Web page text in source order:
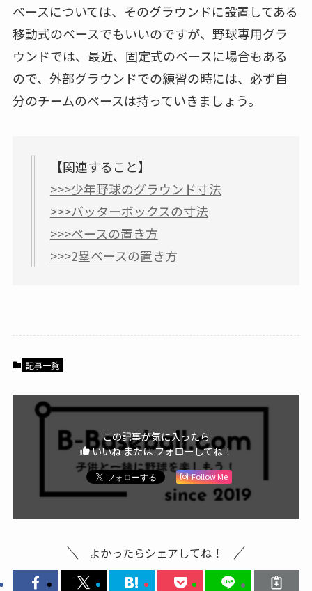
ベースについては、そのグラウンドに設置してある
移動式のベースでもいいのですが、野球専用グラ
ウンドでは、最近、固定式のベースに場合もある
ので、外部グラウンドでの練習の時には、必ず自
分のチームのベースは持っていきましょう。
【関連すること】
>>>少年野球のグラウンド寸法
>>>バッターボックスの寸法
>>>ベースの置き方
>>>2塁ベースの置き方
記事一覧
この記事が気に入ったら
いいね または フォローしてね！
Follow Me
よかったらシェアしてね！